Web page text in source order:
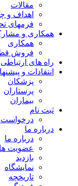
مقالات
اهداف و
فرمهای
همکاری و
همکاری
فروش
راه های ارتباطی
انتقادات و
پزشكان
پرستاران
بيماران
ثبت نام
درخواست
درباره ما
درباره ما
عضویت ها
بازدید
نمایشگاه
تاريخچه